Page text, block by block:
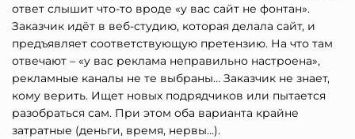
ответ слышит что-то вроде «у вас сайт не фонтан».
Заказчик идёт в веб-студию, которая делала сайт, и
предъявляет соответствующую претензию. На что там
отвечают – «у вас реклама неправильно настроена»,
рекламные каналы не те выбраны… Заказчик не знает,
кому верить. Ищет новых подрядчиков или пытается
разобраться сам. При этом оба варианта крайне
затратные (деньги, время, нервы…).